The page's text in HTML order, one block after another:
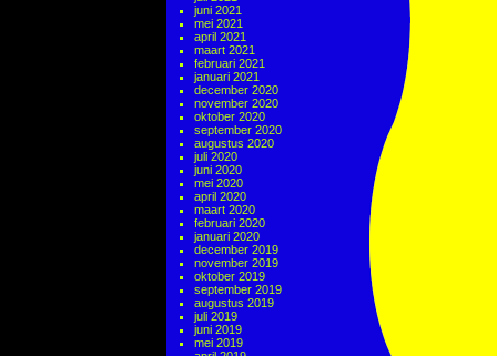
juni 2021
mei 2021
april 2021
maart 2021
februari 2021
januari 2021
december 2020
november 2020
oktober 2020
september 2020
augustus 2020
juli 2020
juni 2020
mei 2020
april 2020
maart 2020
februari 2020
januari 2020
december 2019
november 2019
oktober 2019
september 2019
augustus 2019
juli 2019
juni 2019
mei 2019